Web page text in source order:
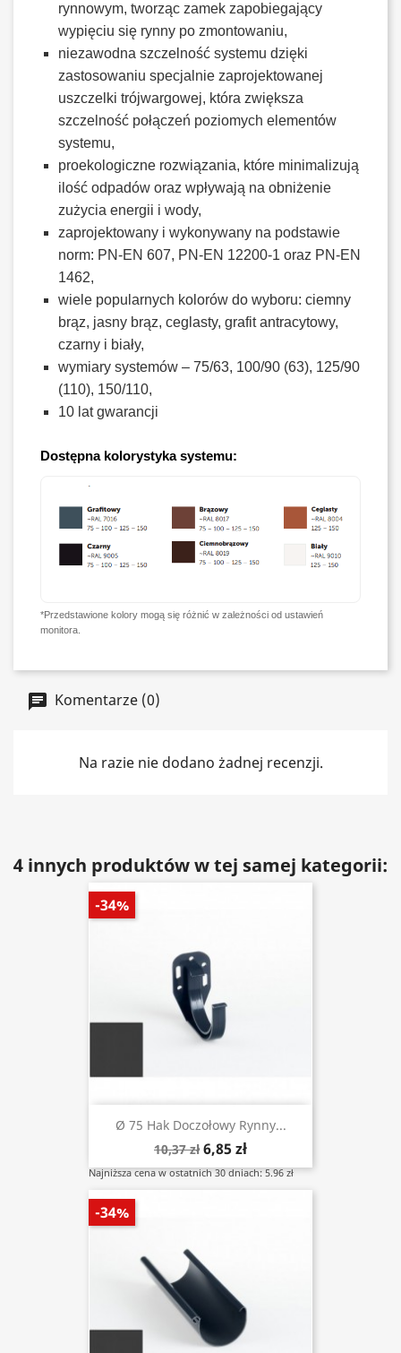
rynnowym, tworząc zamek zapobiegający
wypięciu się rynny po zmontowaniu,
niezawodna szczelność systemu dzięki
zastosowaniu specjalnie zaprojektowanej
uszczelki trójwargowej, która zwiększa
szczelność połączeń poziomych elementów
systemu,
proekologiczne rozwiązania, które minimalizują
ilość odpadów oraz wpływają na obniżenie
zużycia energii i wody,
zaprojektowany i wykonywany na podstawie
norm: PN-EN 607, PN-EN 12200-1 oraz PN-EN
1462,
wiele popularnych kolorów do wyboru: ciemny
brąz, jasny brąz, ceglasty, grafit antracytowy,
czarny i biały,
wymiary systemów – 75/63, 100/90 (63), 125/90
(110), 150/110,
10 lat gwarancji
Dostępna kolorystyka systemu:
*Przedstawione kolory mogą się różnić w zależności od ustawień
monitora.
Komentarze (0)
Na razie nie dodano żadnej recenzji.
4 innych produktów w tej samej kategorii:
Ø 75 Hak Doczołowy Rynny...
10,37 zł 6,85 zł
Najniższa cena w ostatnich 30 dniach: 5.96 zł
-34%
-34%